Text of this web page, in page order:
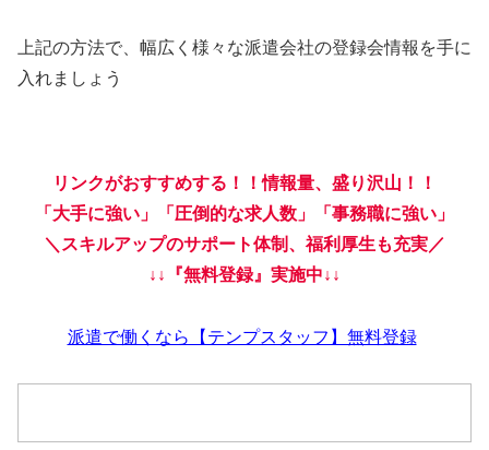
上記の方法で、幅広く様々な派遣会社の登録会情報を手に
入れましょう
リンクがおすすめする！！情報量、盛り沢山！！
「大手に強い」「圧倒的な求人数」「事務職に強い」
＼スキルアップのサポート体制、福利厚生も充実／
↓↓『無料登録』実施中↓↓
派遣で働くなら【テンプスタッフ】無料登録